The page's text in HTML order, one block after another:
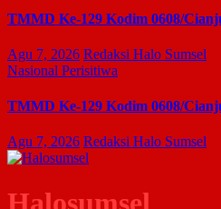
TMMD Ke-129 Kodim 0608/
Agu 7, 2026 Redaksi Halo Sumsel
Nasional Perisitiwa
TMMD Ke-129 Kodim 0608/
Agu 7, 2026 Redaksi Halo Sumsel